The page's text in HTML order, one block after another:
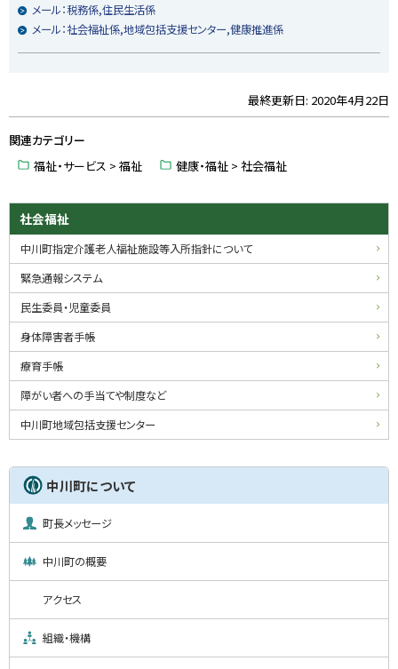
メール：税務係,住民生活係
メール：社会福祉係,地域包括支援センター,健康推進係
ッ
プ
に
る
最終更新日: 2020年4月22日
関連カテゴリー
福祉・サービス > 福祉
健康・福祉 > 社会福祉
サ
イ
ド
メ
ニ
ュ
ー
社会福祉
中川町指定介護老人福祉施設等入所指針について
緊急通報システム
民生委員・児童委員
身体障害者手帳
療育手帳
障がい者への手当てや制度など
中川町地域包括支援センター
中川町について
町長メッセージ
中川町の概要
アクセス
組織・機構